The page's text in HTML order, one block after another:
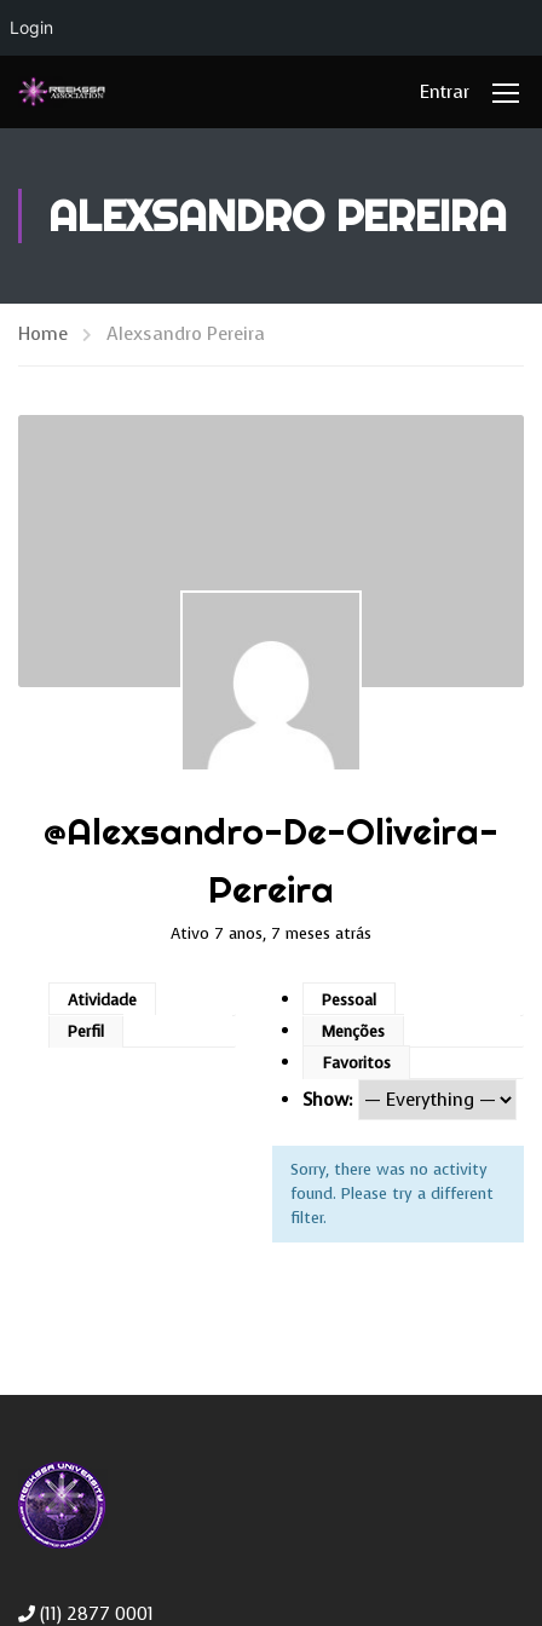
Login
Entrar
ALEXSANDRO PEREIRA
Home Alexsandro Pereira
@alexsandro-De-Oliveira-
Pereira
Ativo 7 anos, 7 meses atrás
Atividade
Perfil
Pessoal
Menções
Favoritos
Show:
Sorry, there was no activity
found. Please try a different
filter.
(11) 2877 0001